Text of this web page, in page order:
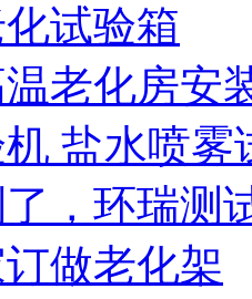
试验箱
老化房安
机 盐水喷
，环瑞测
做老化架